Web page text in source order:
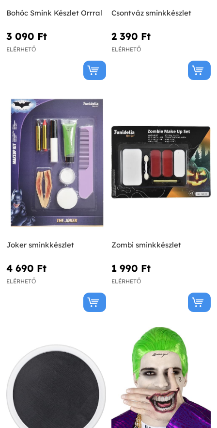
Bohóc Smink Készlet Orrral
3 090 Ft‎
ELÉRHETŐ
Csontváz sminkkészlet
2 390 Ft‎
ELÉRHETŐ
Joker sminkkészlet
4 690 Ft‎
ELÉRHETŐ
Zombi sminkkészlet
1 990 Ft‎
ELÉRHETŐ